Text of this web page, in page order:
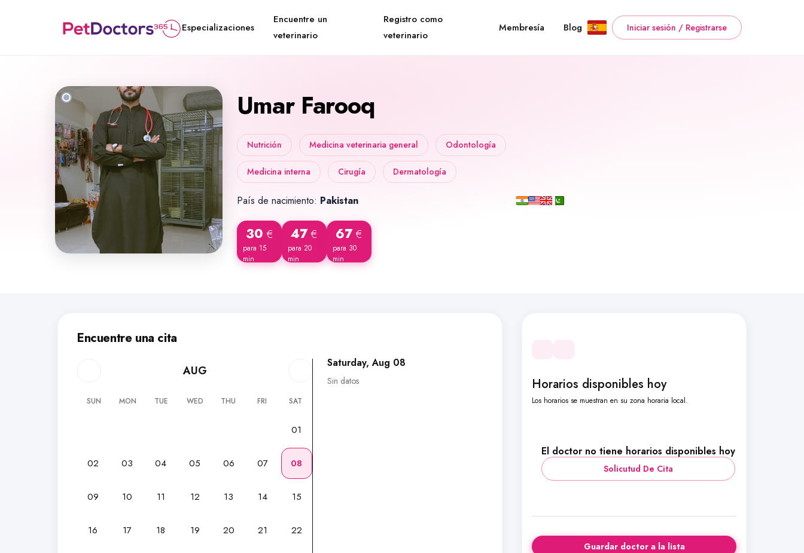
Especializaciones
Encuentre un
veterinario
Registro como
veterinario
Membresía Blog Iniciar sesión / Registrarse
Umar Farooq
Nutrición Medicina veterinaria general Odontología
Medicina interna Cirugía Dermatología
País de nacimiento: Pakistan
30 €
para 15
min
47 €
para 20
min
67 €
para 30
min
Encuentre una cita
AUG
SUN MON TUE WED THU FRI SAT
01
02 03 04 05 06 07 08
09 10 11 12 13 14 15
16 17 18 19 20 21 22
Saturday, Aug 08
Sin datos Horarios disponibles hoy
Los horarios se muestran en su zona horaria local.
El doctor no tiene horarios disponibles hoy
Solicutud De Cita
Guardar doctor a la lista